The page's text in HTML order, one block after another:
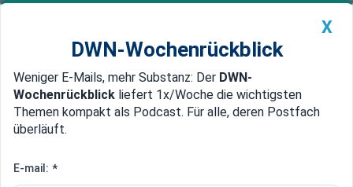
Newsticker MEIN DWN: Geldanlage Premium
Edelmetalle DWN-Magazin China
Arbeitskosten in Deutschland
X
DWN-Wochenrückblick
Weniger E-Mails, mehr Substanz: Der DWN-
Wochenrückblick liefert 1x/Woche die wichtigsten
Themen kompakt als Podcast. Für alle, deren Postfach
überläuft.
E-mail: *